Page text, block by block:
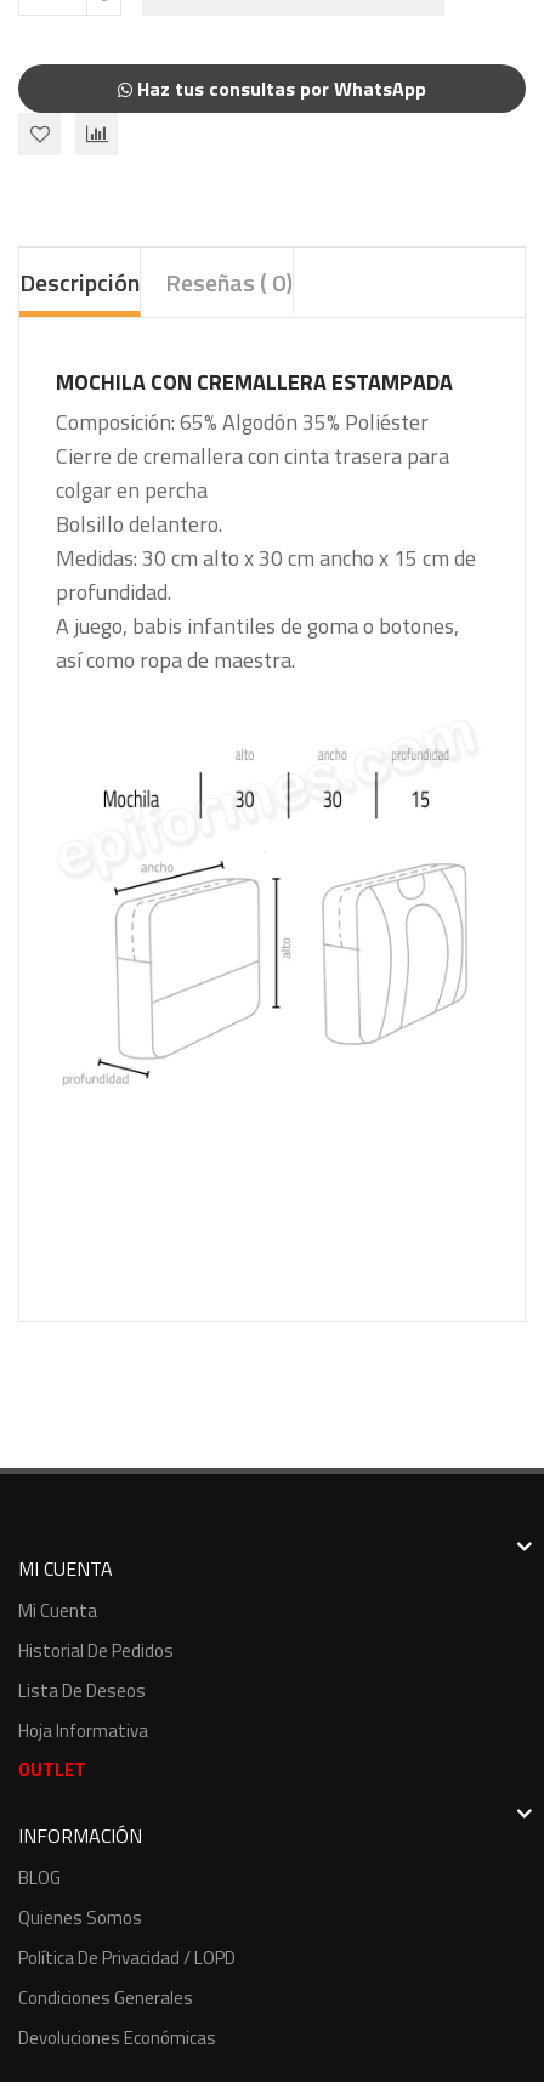
Haz tus consultas por WhatsApp
Descripción Reseñas ( 0)
MOCHILA CON CREMALLERA ESTAMPADA
Composición:65% Algodón 35% Poliéster
Cierre de cremallera con cinta trasera para
colgar en percha
Bolsillo delantero.
Medidas: 30 cm alto x 30 cm ancho x 15 cm de
profundidad.
A juego, babis infantiles de goma o botones,
así como ropa de maestra.
MI CUENTA
Mi Cuenta
Historial De Pedidos
Lista De Deseos
Hoja Informativa
OUTLET
INFORMACIÓN
BLOG
Quienes Somos
Política De Privacidad / LOPD
Condiciones Generales
Devoluciones Económicas